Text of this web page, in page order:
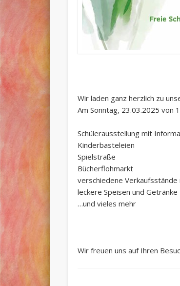
Wir laden ganz herzlich zu
Am Sonntag, 23.03.2025 von
Schülerausstellung mit
Kinderbasteleien
Spielstraße
Bücherflohmarkt
verschiedene
leckere Speisen und Getränke
…und vieles mehr
Wir freuen uns auf Ihren